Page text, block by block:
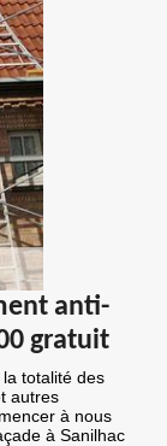
anti-
gratuit
totalité des
autres
à nous
à Sanilhac